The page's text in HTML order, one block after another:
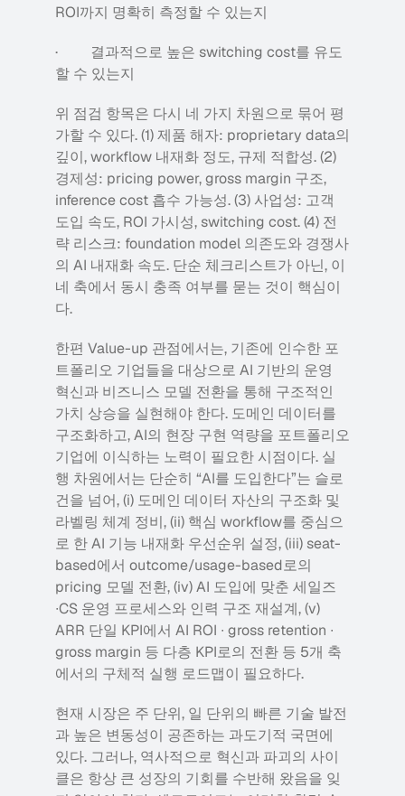
ROI까지 명확히 측정할 수 있는지
·         결과적으로 높은 switching cost를 유도
할 수 있는지
위 점검 항목은 다시 네 가지 차원으로 묶어 평
가할 수 있다. (1) 제품 해자: proprietary data의
깊이, workflow 내재화 정도, 규제 적합성. (2)
경제성: pricing power, gross margin 구조,
inference cost 흡수 가능성. (3) 사업성: 고객
도입 속도, ROI 가시성, switching cost. (4) 전
략 리스크: foundation model 의존도와 경쟁사
의 AI 내재화 속도. 단순 체크리스트가 아닌, 이
네 축에서 동시 충족 여부를 묻는 것이 핵심이
다.
한편 Value-up 관점에서는, 기존에 인수한 포
트폴리오 기업들을 대상으로 AI 기반의 운영
혁신과 비즈니스 모델 전환을 통해 구조적인
가치 상승을 실현해야 한다. 도메인 데이터를
구조화하고, AI의 현장 구현 역량을 포트폴리오
기업에 이식하는 노력이 필요한 시점이다. 실
행 차원에서는 단순히 “AI를 도입한다”는 슬로
건을 넘어, (i) 도메인 데이터 자산의 구조화 및
라벨링 체계 정비, (ii) 핵심 workflow를 중심으
로 한 AI 기능 내재화 우선순위 설정, (iii) seat-
based에서 outcome/usage-based로의
pricing 모델 전환, (iv) AI 도입에 맞춘 세일즈
∙CS 운영 프로세스와 인력 구조 재설계, (v)
ARR 단일 KPI에서 AI ROI ∙ gross retention ∙
gross margin 등 다층 KPI로의 전환 등 5개 축
에서의 구체적 실행 로드맵이 필요하다.
현재 시장은 주 단위, 일 단위의 빠른 기술 발전
과 높은 변동성이 공존하는 과도기적 국면에
있다. 그러나, 역사적으로 혁신과 파괴의 사이
클은 항상 큰 성장의 기회를 수반해 왔음을 잊